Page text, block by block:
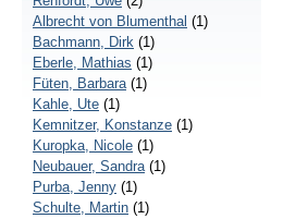
Albrecht von Blumenthal (1)
Bachmann, Dirk (1)
Eberle, Mathias (1)
Füten, Barbara(1)
Kahle, Ute (1)
Kemnitzer, Konstanze (1)
Kuropka, Nicole (1)
Neubauer, Sandra(1)
Purba, Jenny (1)
Schulte, Martin (1)